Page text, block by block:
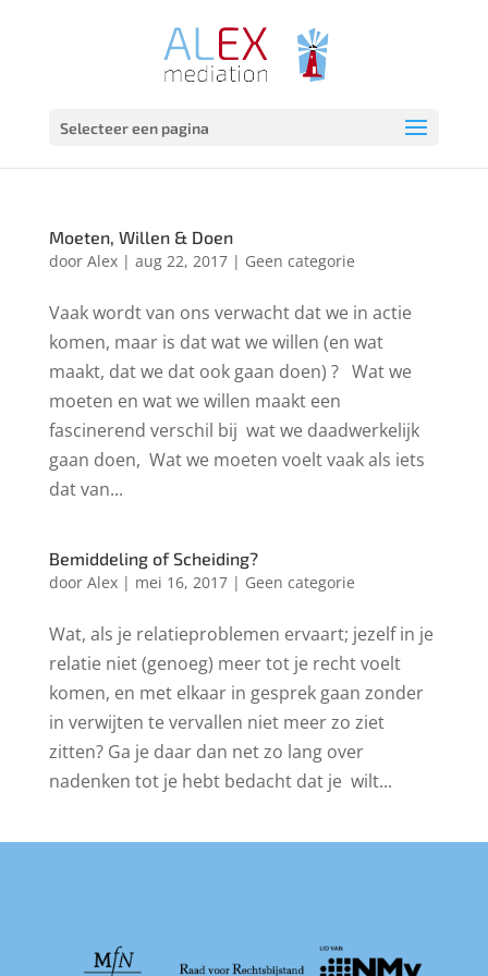
Selecteer een pagina
Moeten, Willen & Doen
door Alex| aug 22, 2017| Geen categorie
Vaak wordt van ons verwacht dat we in actie
komen, maar is dat wat we willen (en wat
maakt, dat we dat ook gaan doen) ? Wat we
moeten en wat we willen maakt een
fascinerend verschil bij wat we daadwerkelijk
gaan doen, Wat we moeten voelt vaak als iets
dat van...
Bemiddeling of Scheiding?
door Alex| mei 16, 2017| Geen categorie
Wat, als je relatieproblemen ervaart; jezelf in je
relatie niet (genoeg) meer tot je recht voelt
komen, en met elkaar in gesprek gaan zonder
in verwijten te vervallen niet meer zo ziet
zitten? Ga je daar dan net zo lang over
nadenken tot je hebt bedacht dat je wilt...